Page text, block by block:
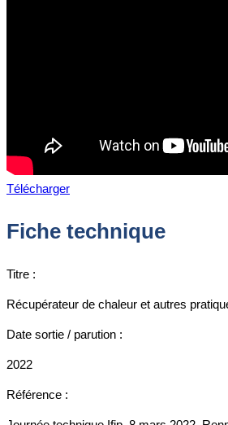
Télécharger
Fiche technique
Titre :
Récupérateur de chaleur et autres
Date sortie / parution :
2022
Référence :